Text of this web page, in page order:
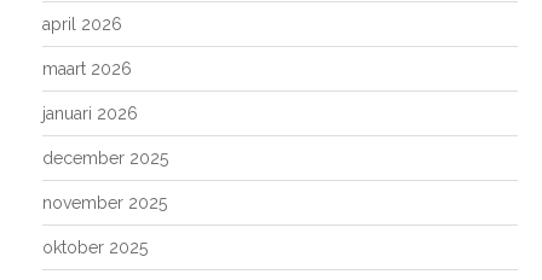
april 2026
maart 2026
januari 2026
december 2025
november 2025
oktober 2025